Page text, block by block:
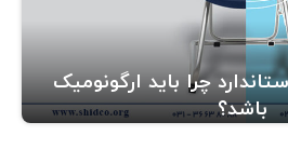
چرا باید ارگونومیک
باشد؟